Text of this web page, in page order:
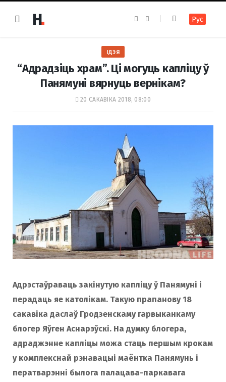
e
k
t
a
m
Рус
ІДЭЯ
“Адрадзіць храм”. Ці могуць капліцу ў
Панямуні вярнуць вернікам?
20 САКАВІКА 2018, 08:00
Адрэстаўраваць закінутую капліцу ў Панямуні і
перадаць яе католікам. Такую прапанову 18
сакавіка даслаў Гродзенскаму гарвыканкаму
блогер Яўген Аснарэўскі. На думку блогера,
адраджэнне капліцы можа стаць першым крокам
у комплекснай рэнавацыі маёнтка Панямунь і
ператварэнні былога палацава-паркавага